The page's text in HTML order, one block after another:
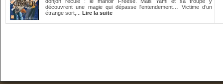
découvrent une magie qui dépasse l'entendement… Victime d’un
étrange sort,... Lire la suite